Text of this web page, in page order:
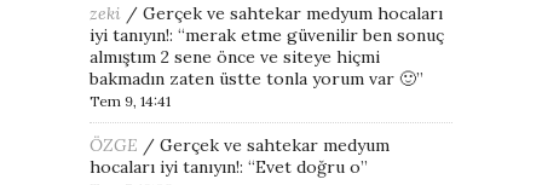
zeki / Gerçek ve sahtekar medyum hocaları
iyi tanıyın!: “merak etme güvenilir ben sonuç
almıştım 2 sene önce ve siteye hiçmi
bakmadın zaten üstte tonla yorum var 🙂”
Tem 9, 14:41
ÖZGE / Gerçek ve sahtekar medyum
hocaları iyi tanıyın!: “Evet doğru o”